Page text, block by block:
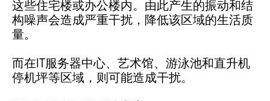
这些住宅楼或办公楼内。由此产生的振动和结
构噪声会造成严重干扰，降低该区域的生活质
量。
而在IT服务器中心、艺术馆、游泳池和直升机
停机坪等区域，则可能造成干扰。